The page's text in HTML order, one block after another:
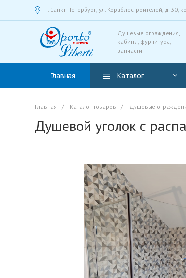
г. Санкт-Петербург, ул. Кораблестроителей, д. 30,
Душевые ограждения,
кабины, фурнитура,
запчасти
Главная Каталог
Главная / Каталог товаров / Душевые
Душевой уголок с